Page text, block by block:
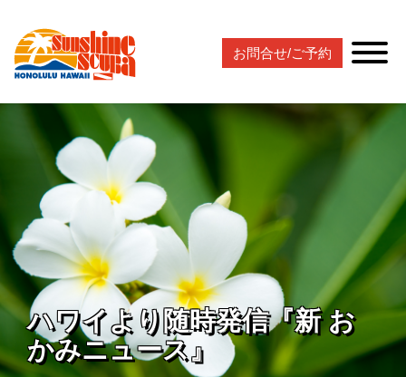
お問合せ/ご予約
ハワイより随時発信『新 お
かみニュース』